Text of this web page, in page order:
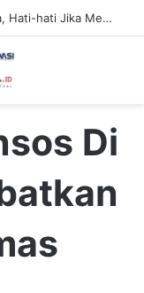
Semarak HUT ke-81 RI, Kodim 0823/Situbondo Balap Sarung Hingga Lomba Bongkar Senjata
Di